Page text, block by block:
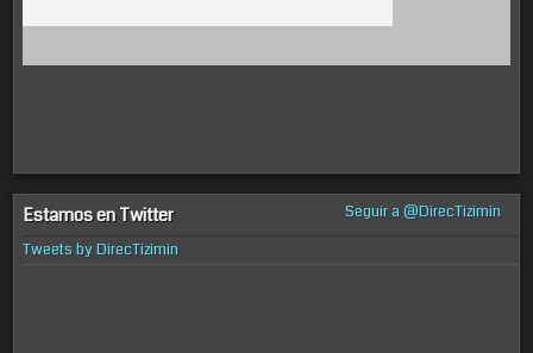
Estamos en Twitter
Seguir a @DirecTizimin
Tweets by DirecTizimin